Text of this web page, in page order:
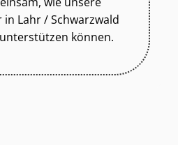
Lahr / Schwarzwald
können.